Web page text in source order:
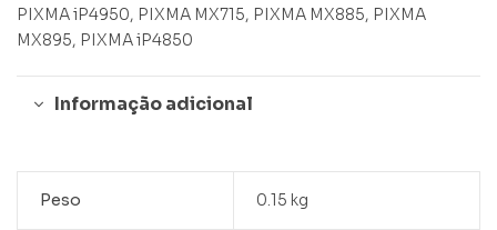
PIXMA iP4950, PIXMA MX715, PIXMA MX885, PIXMA
MX895, PIXMA iP4850
Informação adicional
Peso 0.15 kg